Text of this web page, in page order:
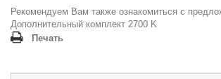
Рекомендуем Вам также ознакомиться с
Дополнительный комплект 2700 K
Печать